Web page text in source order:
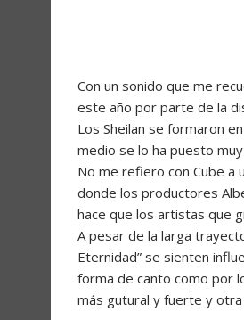
Con un sonido que me
este año por parte de la
Los Sheilan se formaron
medio se lo ha puesto
No me refiero con Cube a
donde los productores
hace que los artistas que
A pesar de la larga
Eternidad” se sienten
forma de canto como por
más gutural y fuerte y otra